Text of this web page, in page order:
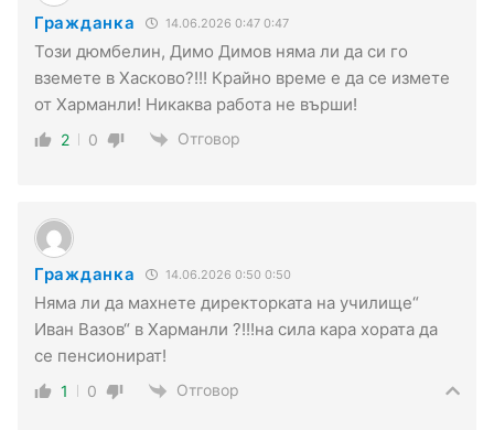
Гражданка 14.06.2026 0:47 0:47
Този дюмбелин, Димо Димов няма ли да си го
вземете в Хасково?!!! Крайно време е да се измете
от Харманли! Никаква работа не върши!
2 0 Отговор
Гражданка 14.06.2026 0:50 0:50
Няма ли да махнете директорката на училище“
Иван Вазов“ в Харманли ?!!!на сила кара хората да
се пенсионират!
1 0 Отговор